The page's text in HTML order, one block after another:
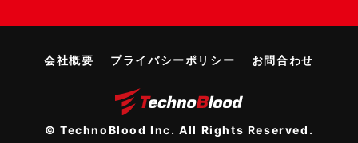
会社概要 プライバシーポリシー お問合わせ
© TechnoBlood Inc. All Rights Reserved.